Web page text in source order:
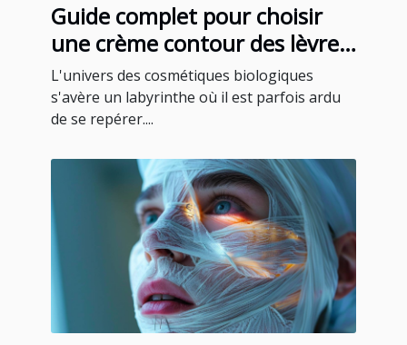
Guide complet pour choisir
une crème contour des lèvres
bio
L'univers des cosmétiques biologiques
s'avère un labyrinthe où il est parfois ardu
de se repérer....